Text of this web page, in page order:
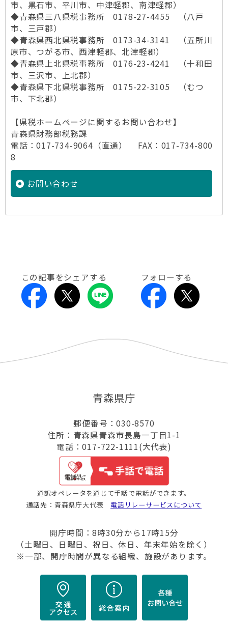
市、黒石市、平川市、中津軽郡、南津軽郡）
◆青森県三八県税事務所 0178-27-4455 （八戸
市、三戸郡）
◆青森県西北県税事務所 0173-34-3141 （五所川
原市、つがる市、西津軽郡、北津軽郡）
◆青森県上北県税事務所 0176-23-4241 （十和田
市、三沢市、上北郡）
◆青森県下北県税事務所 0175-22-3105 （むつ
市、下北郡）
【県税ホームページに関するお問い合わせ】
青森県財務部税務課
電話：017-734-9064（直通） FAX：017-734-800
8
お問い合わせ
この記事をシェアする フォローする
青森県庁
郵便番号：030-8570
住所：青森県青森市長島一丁目1-1
電話：017-722-1111(大代表)
通訳オペレータを通じて手話で電話ができます。
通話先：青森県庁大代表 電話リレーサービスについて
開庁時間：8時30分から17時15分
（土曜日、日曜日、祝日、休日、年末年始を除く）
※一部、開庁時間が異なる組織、施設があります。